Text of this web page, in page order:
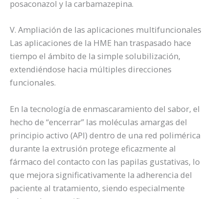
posaconazol y la carbamazepina.
V. Ampliación de las aplicaciones multifuncionales
Las aplicaciones de la HME han traspasado hace
tiempo el ámbito de la simple solubilización,
extendiéndose hacia múltiples direcciones
funcionales.
En la tecnología de enmascaramiento del sabor, el
hecho de “encerrar” las moléculas amargas del
principio activo (API) dentro de una red polimérica
durante la extrusión protege eficazmente al
fármaco del contacto con las papilas gustativas, lo
que mejora significativamente la adherencia del
paciente al tratamiento, siendo especialmente